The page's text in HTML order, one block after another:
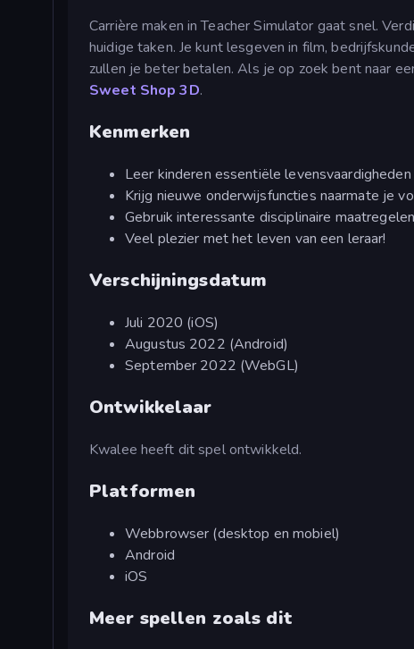
Carrière maken in Teacher Simulator gaat snel.
huidige taken. Je kunt lesgeven in film,
zullen je beter betalen. Als je op zoek bent naar
Sweet Shop 3D.
Kenmerken
Leer kinderen essentiële levensvaardigheden
Krijg nieuwe onderwijsfuncties naarmate je
Gebruik interessante disciplinaire maatregelen
Veel plezier met het leven van een leraar!
Verschijningsdatum
Juli 2020 (iOS)
Augustus 2022 (Android)
September 2022 (WebGL)
Ontwikkelaar
Kwalee heeft dit spel ontwikkeld.
Platformen
Webbrowser (desktop en mobiel)
Android
iOS
Meer spellen zoals dit